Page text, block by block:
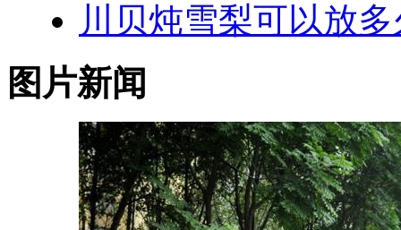
川贝炖雪梨可以放
图片新闻